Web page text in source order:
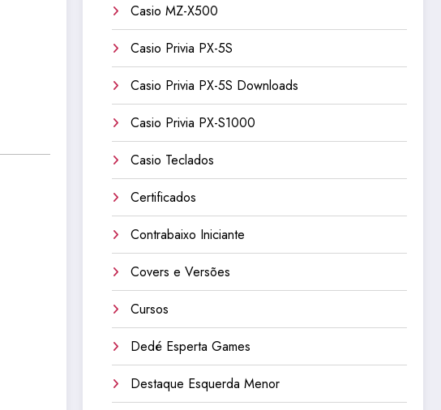
Casio MZ-X500
Casio Privia PX-5S
Casio Privia PX-5S Downloads
Casio Privia PX-S1000
Casio Teclados
Certificados
Contrabaixo Iniciante
Covers e Versões
Cursos
Dedé Esperta Games
Destaque Esquerda Menor